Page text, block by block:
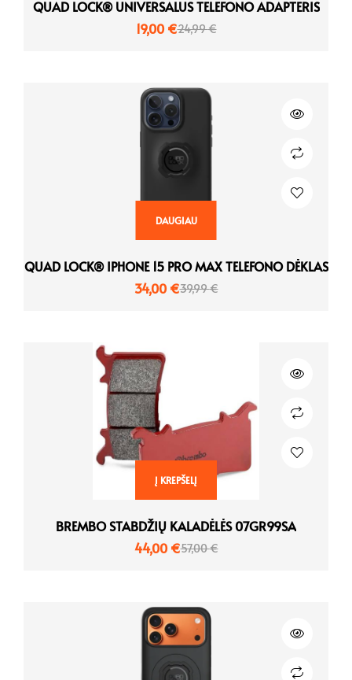
QUAD LOCK® UNIVERSALUS TELEFONO ADAPTERIS
24,99€
19,00 €
DAUGIAU
QUAD LOCK® IPHONE 15 PRO MAX TELEFONO DĖKLAS
39,99€
34,00 €
Į KREPŠELĮ
BREMBO STABDŽIŲ KALADĖLĖS 07GR99SA
57,00€
44,00 €